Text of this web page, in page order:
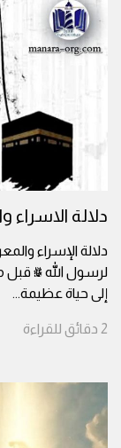
دلالة الاسراء
دلالة الإسراء
لرسول الله ﷺ قبل
إلى حياة عظيمة...
2 دقائق للقراءة